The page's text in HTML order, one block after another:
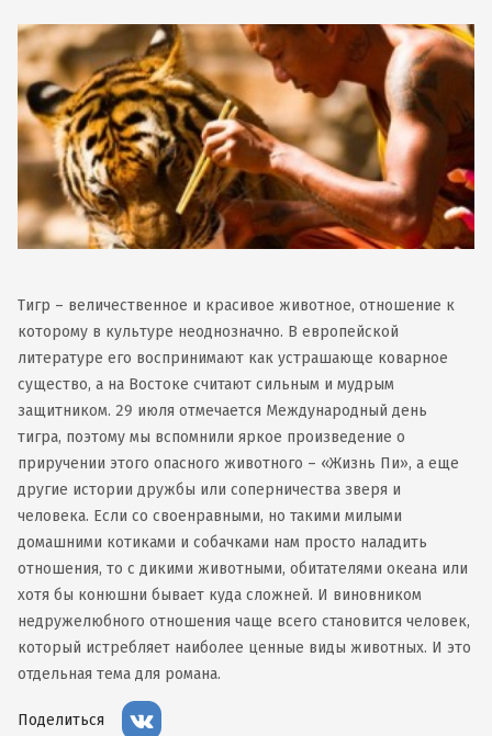
Тигр – величественное и красивое животное, отношение к
которому в культуре неоднозначно. В европейской
литературе его воспринимают как устрашающе коварное
существо, а на Востоке считают сильным и мудрым
защитником. 29 июля отмечается Международный день
тигра, поэтому мы вспомнили яркое произведение о
приручении этого опасного животного – «Жизнь Пи», а еще
другие истории дружбы или соперничества зверя и
человека. Если со своенравными, но такими милыми
домашними котиками и собачками нам просто наладить
отношения, то с дикими животными, обитателями океана или
хотя бы конюшни бывает куда сложней. И виновником
недружелюбного отношения чаще всего становится человек,
который истребляет наиболее ценные виды животных. И это
отдельная тема для романа.
Поделиться